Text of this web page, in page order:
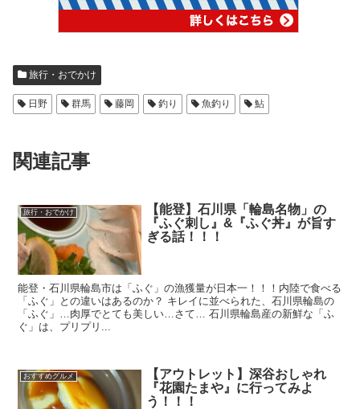
旅行・おでかけ
日野 群馬 藤岡 釣り 魚釣り 鮎
関連記事
旅行・おでかけ
【能登】石川県「輪島名物」の
『ふぐ刺し』&『ふぐ丼』が旨す
ぎる話！！！
能登・石川県輪島市は「ふぐ」の漁獲量が日本一！！！内陸で食べる
「ふぐ」との違いはあるのか？ キレイに並べられた、石川県輪島の
「ふぐ」…肉厚でとても美しい…さて… 石川県輪島産の新鮮な「ふ
ぐ」は、プリプリ...
おすすめグルメ
【アウトレット】深谷おしゃれ
『花園たまや』に行ってみよ
う！！！